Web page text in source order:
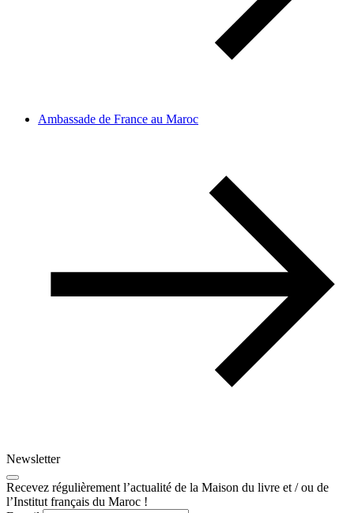
Ambassade de France au Maroc
Newsletter
Recevez régulièrement l’actualité de la Maison du livre et / ou de
l’Institut français du Maroc !